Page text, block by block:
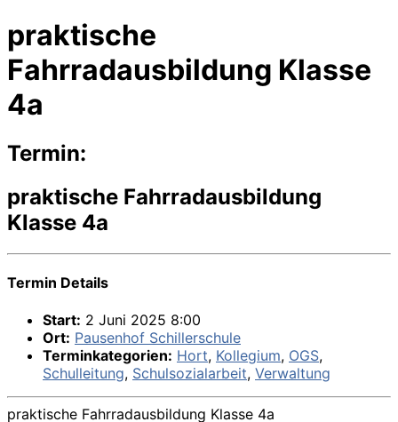
praktische
Fahrradausbildung Klasse
4a
Termin:
praktische Fahrradausbildung
Klasse 4a
Termin Details
Start: 2 Juni 2025 8:00
Ort: Pausenhof Schillerschule
Terminkategorien: Hort, Kollegium, OGS,
Schulleitung, Schulsozialarbeit, Verwaltung
praktische Fahrradausbildung Klasse 4a